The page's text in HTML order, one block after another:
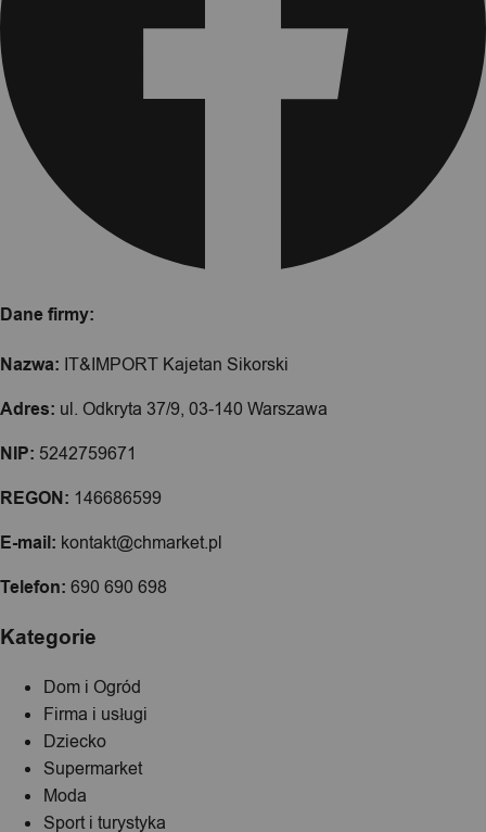
Dane firmy:
Nazwa: IT&IMPORT Kajetan Sikorski
Adres: ul. Odkryta 37/9, 03-140 Warszawa
NIP: 5242759671
REGON: 146686599
E-mail: kontakt@chmarket.pl
Telefon: 690 690 698
Kategorie
Dom i Ogród
Firma i usługi
Dziecko
Supermarket
Moda
Sport i turystyka